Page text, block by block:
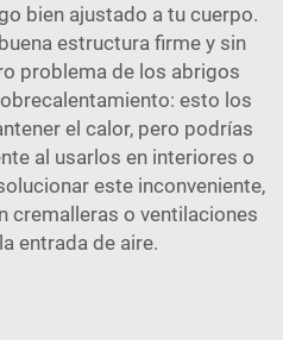
bien ajustado a tu cuerpo.
estructura firme y sin
problema de los abrigos
esto los
el calor, pero podrías
al usarlos en interiores o
este inconveniente,
cremalleras o ventilaciones
entrada de aire.